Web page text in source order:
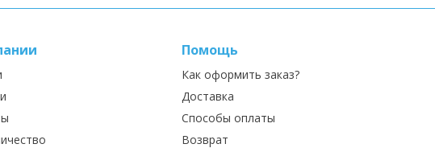
Помощь
Как оформить заказ?
Доставка
Способы оплаты
Возврат